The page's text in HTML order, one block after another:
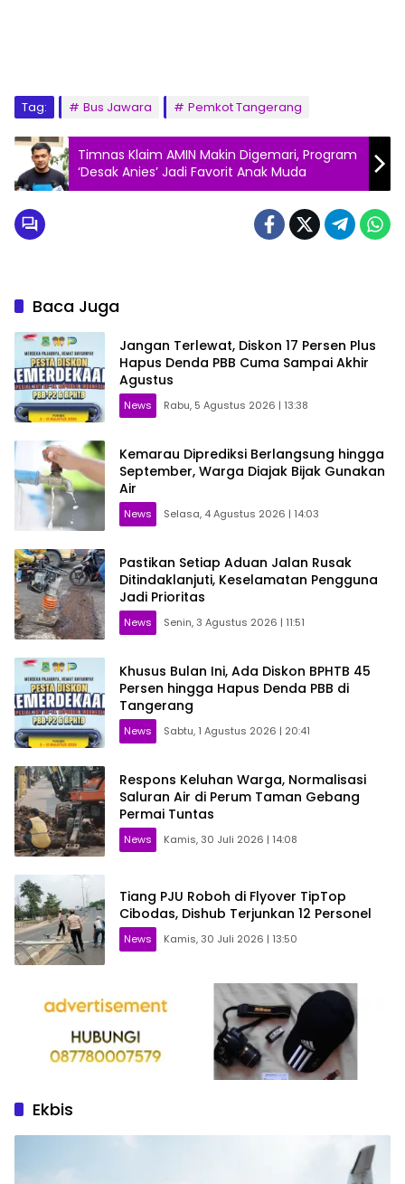
Tag: Bus Jawara Pemkot Tangerang
Timnas Klaim AMIN Makin Digemari, Program
‘Desak Anies’ Jadi Favorit Anak Muda
Baca Juga
Jangan Terlewat, Diskon 17 Persen Plus
Hapus Denda PBB Cuma Sampai Akhir
Agustus
News Rabu, 5 Agustus 2026 | 13:38
Kemarau Diprediksi Berlangsung hingga
September, Warga Diajak Bijak Gunakan
Air
News Selasa, 4 Agustus 2026 | 14:03
Pastikan Setiap Aduan Jalan Rusak
Ditindaklanjuti, Keselamatan Pengguna
Jadi Prioritas
News Senin, 3 Agustus 2026 | 11:51
Khusus Bulan Ini, Ada Diskon BPHTB 45
Persen hingga Hapus Denda PBB di
Tangerang
News Sabtu, 1 Agustus 2026 | 20:41
Respons Keluhan Warga, Normalisasi
Saluran Air di Perum Taman Gebang
Permai Tuntas
News Kamis, 30 Juli 2026 | 14:08
Tiang PJU Roboh di Flyover TipTop
Cibodas, Dishub Terjunkan 12 Personel
News Kamis, 30 Juli 2026 | 13:50
Ekbis